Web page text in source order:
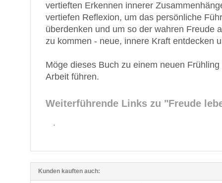
vertieften Erkennen innerer
vertiefen Reflexion, um das persönliche
überdenken und um so der wahren Freude
zu kommen - neue, innere Kraft entdecken
Möge dieses Buch zu einem neuen
Arbeit führen.
Weiterführende Links zu "Freude
.
Kunden kauften auch: